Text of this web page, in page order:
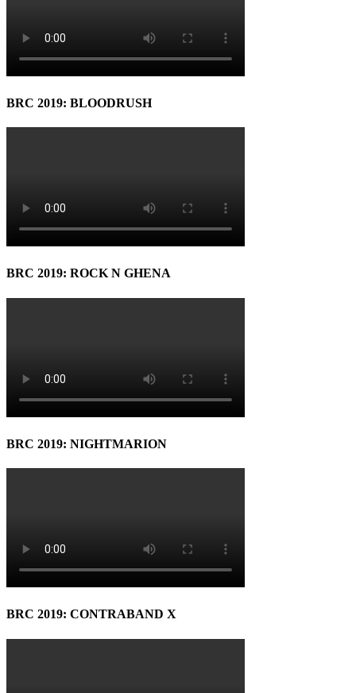
BRC 2019: BLOODRUSH
BRC 2019: ROCK N GHENA
BRC 2019: NIGHTMARION
BRC 2019: CONTRABAND X